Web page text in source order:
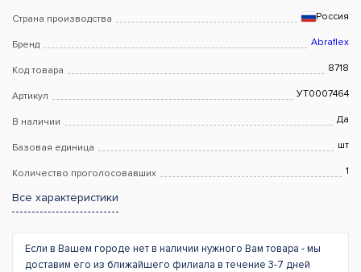
Страна производства Россия
Бренд Abraflex
Код товара 8718
Артикул УТ0007464
В наличии Да
Базовая единица шт
Количество проголосовавших 1
Все характеристики
Если в Вашем городе нет в наличии нужного Вам товара - мы
доставим его из ближайшего филиала в течение 3-7 дней